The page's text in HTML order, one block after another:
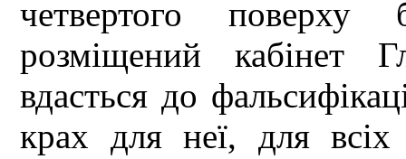
четвертого
розміщений кабінет
вдасться до
крах для неї, для